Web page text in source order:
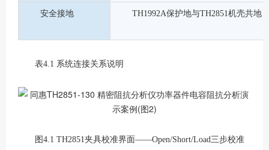
安全接地 TH1992A保护地与TH2851机壳共地
表4.1 系统连接关系说明
图 4.1 TH2851夹具校准界面——Open/Short/Load三步校准